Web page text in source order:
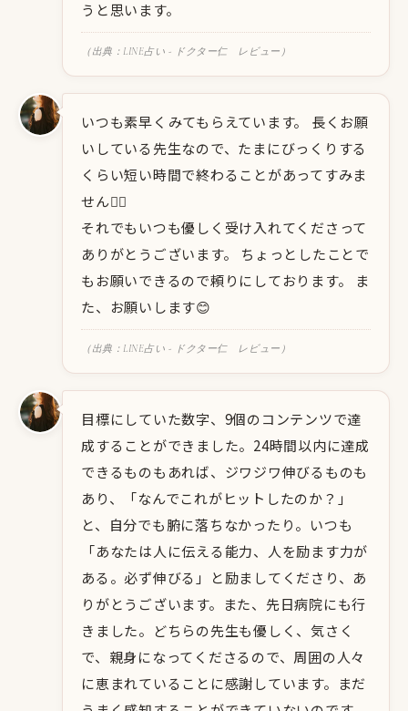
うと思います。
（出典：LINE占い - ドクター仁 レビュー）
いつも素早くみてもらえています。 長くお願
いしている先生なので、たまにびっくりする
くらい短い時間で終わることがあってすみま
せん🙇‍♀️
それでもいつも優しく受け入れてくださって
ありがとうございます。 ちょっとしたことで
もお願いできるので頼りにしております。 ま
た、お願いします😊
（出典：LINE占い - ドクター仁 レビュー）
目標にしていた数字、9個のコンテンツで達
成することができました。24時間以内に達成
できるものもあれば、ジワジワ伸びるものも
あり、「なんでこれがヒットしたのか？」
と、自分でも腑に落ちなかったり。いつも
「あなたは人に伝える能力、人を励ます力が
ある。必ず伸びる」と励ましてくださり、あ
りがとうございます。また、先日病院にも行
きました。どちらの先生も優しく、気さく
で、親身になってくださるので、周囲の人々
に恵まれていることに感謝しています。まだ